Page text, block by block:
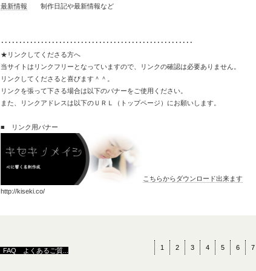
最新情報 制作日記や最新情報など
･････････････････････････････････････････････････････
★リンクしてくださる方へ
当サイトはリンクフリーとなっていますので、リンクの確認は必要ありません。
リンクしてくださると喜びます＾＾。
リンクを張って下さる場合は以下のバナーをご使用ください。
また、リンクアドレスは以下のＵＲＬ（トップページ）にお願いします。
■ リンク用バナー
こちらからダウンロード出来ます
http://kiseki.co/
FAQ よくあるご質... 1 2 3 4 5 6 7